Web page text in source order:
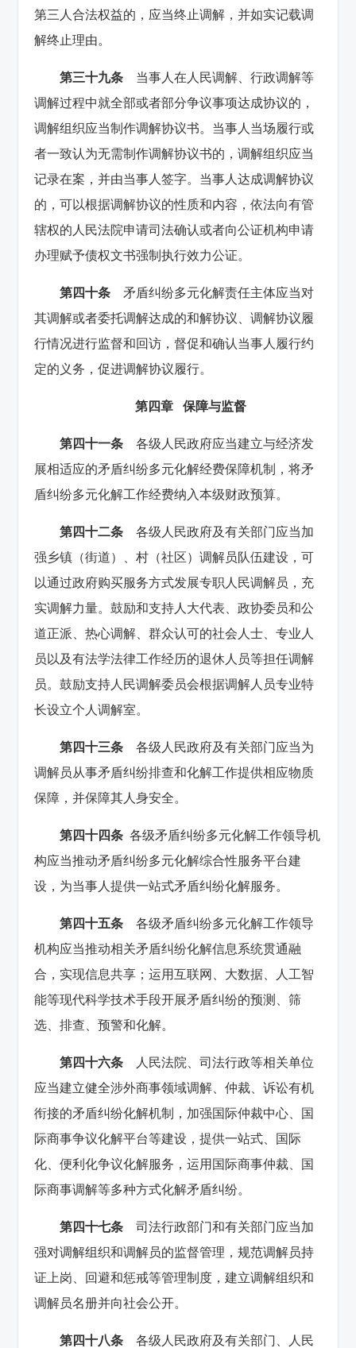
第三人合法权益的，应当终止调解，并如实记载调
解终止理由。
第三十九条
当事人在人民调解、行政调解等
调解过程中就全部或者部分争议事项达成协议的，
调解组织应当制作调解协议书。当事人当场履行或
者一致认为无需制作调解协议书的，调解组织应当
记录在案，并由当事人签字。当事人达成调解协议
的，可以根据调解协议的性质和内容，依法向有管
辖权的人民法院申请司法确认或者向公证机构申请
办理赋予债权文书强制执行效力公证。
第四十条 矛盾纠纷多元化解责任主体应当对
其调解或者委托调解达成的和解协议、调解协议履
行情况进行监督和回访，督促和确认当事人履行约
定的义务，促进调解协议履行。
第四章 保障与监督
第四十一条 各级人民政府应当建立与经济发
展相适应的矛盾纠纷多元化解经费保障机制，将矛
盾纠纷多元化解工作经费纳入本级财政预算。
第四十二条 各级人民政府及有关部门应当加
强乡镇（街道）、村（社区）调解员队伍建设，可
以通过政府购买服务方式发展专职人民调解员，充
实调解力量。鼓励和支持人大代表、政协委员和公
道正派、热心调解、群众认可的社会人士、专业人
员以及有法学法律工作经历的退休人员等担任调解
员。鼓励支持人民调解委员会根据调解人员专业特
长设立个人调解室。
第四十三条 各级人民政府及有关部门应当为
调解员从事矛盾纠纷排查和化解工作提供相应物质
保障，并保障其人身安全。
第四十四条 各级矛盾纠纷多元化解工作领导机
构应当推动矛盾纠纷多元化解综合性服务平台建
设，为当事人提供一站式矛盾纠纷化解服务。
第四十五条 各级矛盾纠纷多元化解工作领导
机构应当推动相关矛盾纠纷化解信息系统贯通融
合，实现信息共享；运用互联网、大数据、人工智
能等现代科学技术手段开展矛盾纠纷的预测、筛
选、排查、预警和化解。
第四十六条 人民法院、司法行政等相关单位
应当建立健全涉外商事领域调解、仲裁、诉讼有机
衔接的矛盾纠纷化解机制，加强国际仲裁中心、国
际商事争议化解平台等建设，提供一站式、国际
化、便利化争议化解服务，运用国际商事仲裁、国
际商事调解等多种方式化解矛盾纠纷。
第四十七条
司法行政部门和有关部门应当加
强对调解组织和调解员的监督管理，规范调解员持
证上岗、回避和惩戒等管理制度，建立调解组织和
调解员名册并向社会公开。
第四十八条 各级人民政府及有关部门、人民